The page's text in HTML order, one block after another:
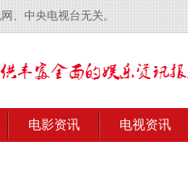
、中央电视台无关。
电影资讯 电视资讯